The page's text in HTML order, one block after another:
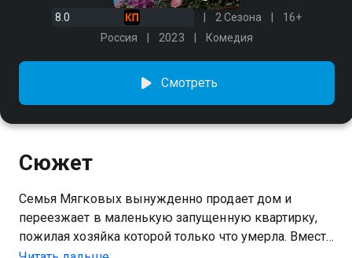
8.0 2 Сезона
16+
Россия
2023 Комедия
Смотреть
Сюжет
Семья Мягковых вынужденно продает дом и
переезжает в маленькую запущенную квартирку,
пожилая хозяйка которой только что умерла. Вместе